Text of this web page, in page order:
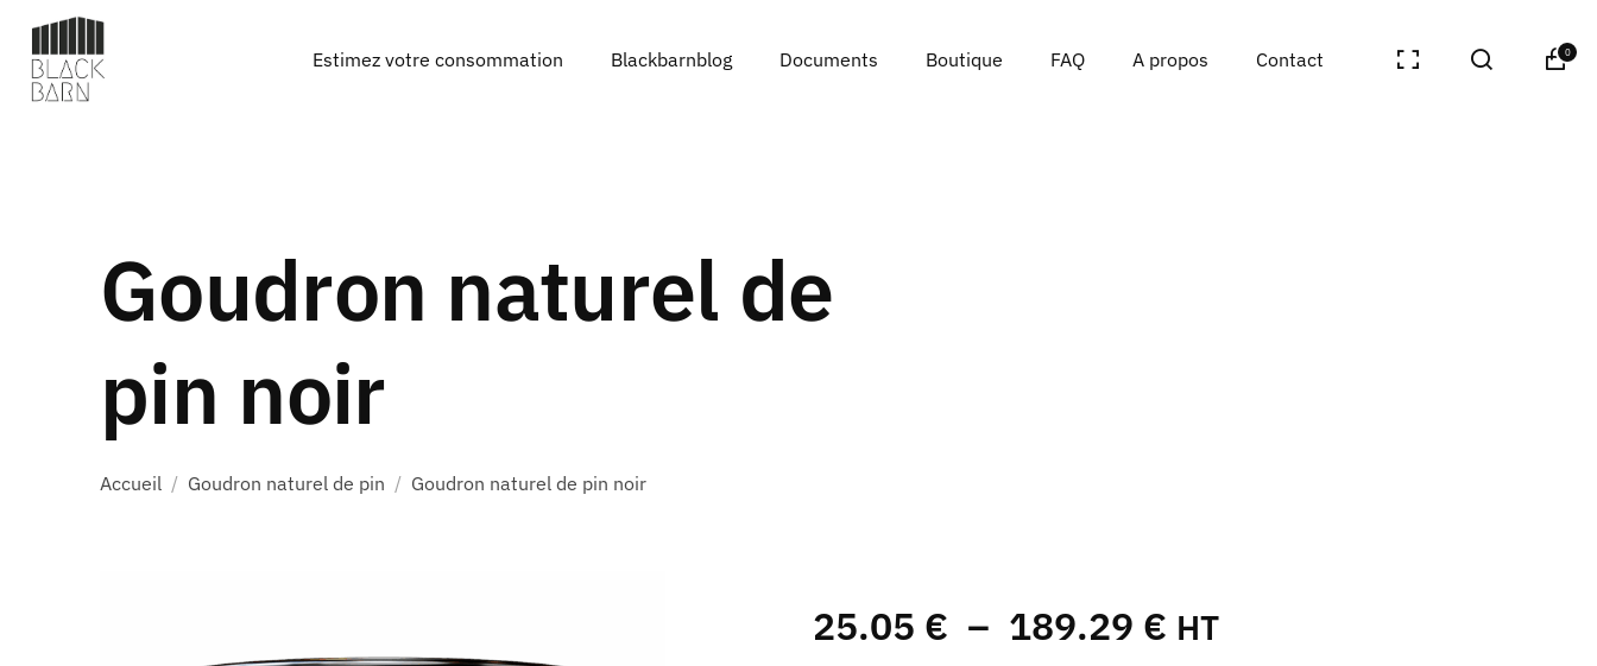
Estimez votre consommation Blackbarnblog Documents Boutique FAQ A propos Contact 0
Goudron naturel de
pin noir
Accueil / Goudron naturel de pin / Goudron naturel de pin noir
25.05 € – 189.29 € HT